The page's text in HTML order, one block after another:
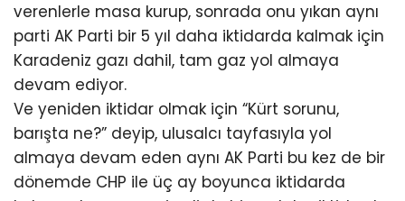
verenlerle masa kurup, sonrada onu yıkan aynı
parti AK Parti bir 5 yıl daha iktidarda kalmak için
Karadeniz gazı dahil, tam gaz yol almaya
devam ediyor.
Ve yeniden iktidar olmak için “Kürt sorunu,
barışta ne?” deyip, ulusalcı tayfasıyla yol
almaya devam eden aynı AK Parti bu kez de bir
dönemde CHP ile üç ay boyunca iktidarda